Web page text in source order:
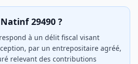
29490 ?
à un délit fiscal visant
par un entrepositaire agréé,
relevant des contributions